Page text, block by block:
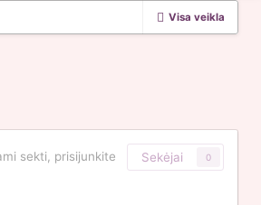
Visa veikla
sekti, prisijunkite Sekėjai 0